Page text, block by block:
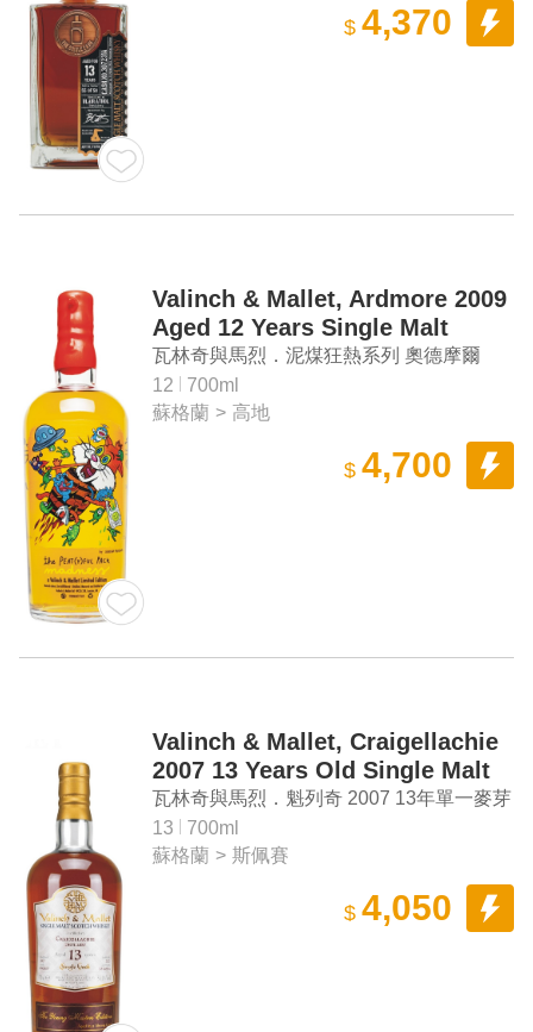
$ 4,370
Valinch & Mallet, Ardmore 2009
Aged 12 Years Single Malt
Scotch Whisky
瓦林奇與馬烈．泥煤狂熱系列 奧德摩爾
2009 12年單一麥芽蘇格蘭威士忌
12
700ml
蘇格蘭 > 高地
$ 4,700
Valinch & Mallet, Craigellachie
2007 13 Years Old Single Malt
Scotch Whisky
瓦林奇與馬烈．魁列奇 2007 13年單一麥芽
蘇格蘭威士忌
13
700ml
蘇格蘭 > 斯佩賽
$ 4,050